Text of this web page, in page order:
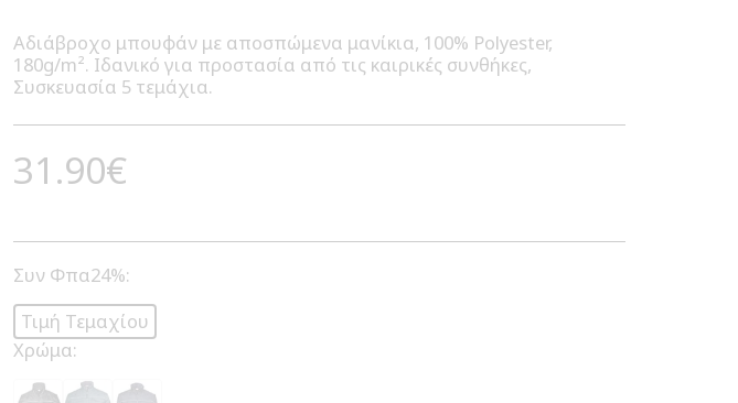
Αδιάβροχο μπουφάν με αποσπώμενα μανίκια, 100% Polyester,
180g/m². Ιδανικό για προστασία από τις καιρικές συνθήκες,
Συσκευασία 5 τεμάχια.
31.90€
Συν Φπα24%:
Τιμή Τεμαχίου
Χρώμα: